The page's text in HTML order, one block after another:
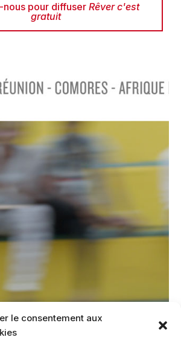
le consentement aux
nous pour diffuser Rêver c'est
gratuit